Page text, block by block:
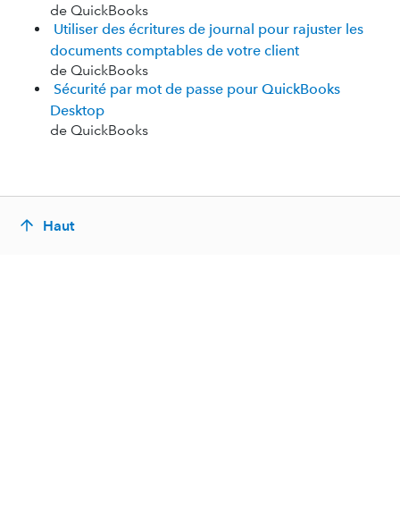
de QuickBooks
Utiliser des écritures de journal pour rajuster les
documents comptables de votre client
de QuickBooks
Sécurité par mot de passe pour QuickBooks
Desktop
de QuickBooks
Haut